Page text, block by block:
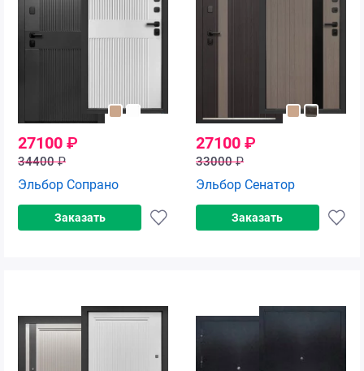
27100 ₽
34400₽
Эльбор Сопрано
Заказать
27100 ₽
33000₽
Эльбор Сенатор
Заказать